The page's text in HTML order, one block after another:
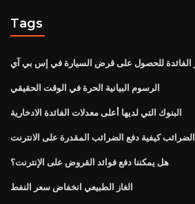
Tags
الفائدة للحصول على قرض السيارة في إس بي آي
الرسوم البيانية الحرة في الوقت الحقيقي
البنوك التي لديها أعلى معدلات الفائدة الادخارية
كيفية دفع الضرائب المقدرة على الانترنت
هل يمكننا دفع فوائد القروض على الإنترنت؟
الغاز الطبيعي انخفاض سعر النفط